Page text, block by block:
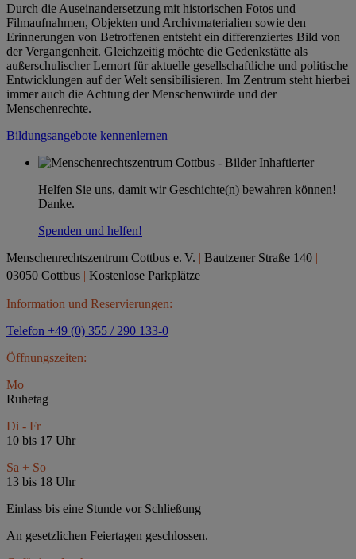
Durch die Auseinandersetzung mit historischen Fotos und
Filmaufnahmen, Objekten und Archivmaterialien sowie den
Erinnerungen von Betroffenen entsteht ein differenziertes Bild von
der Vergangenheit. Gleichzeitig möchte die Gedenkstätte als
außerschulischer Lernort für aktuelle gesellschaftliche und politische
Entwicklungen auf der Welt sensibilisieren. Im Zentrum steht hierbei
immer auch die Achtung der Menschenwürde und der
Menschenrechte.
Bildungsangebote kennenlernen
Helfen Sie uns, damit wir Geschichte(n) bewahren können!
Danke.
Spenden und helfen!
Menschenrechtszentrum Cottbus e. V. | Bautzener Straße 140 |
03050 Cottbus | Kostenlose Parkplätze
Information und Reservierungen:
Telefon +49 (0) 355 / 290 133-0
Öffnungszeiten:
Mo
Ruhetag
Di - Fr
10 bis 17 Uhr
Sa + So
13 bis 18 Uhr
Einlass bis eine Stunde vor Schließung
An gesetzlichen Feiertagen geschlossen.